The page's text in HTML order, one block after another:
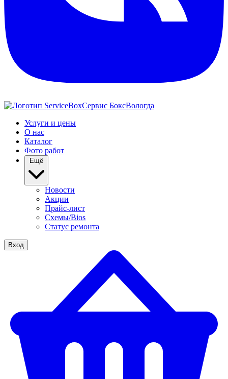
Сервис БоксВологда
Услуги и цены
О нас
Каталог
Фото работ
Новости
Акции
Прайс-лист
Схемы/Bios
Статус ремонта
Вход